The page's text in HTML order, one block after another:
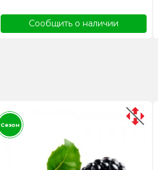
Сообщить о наличии
Сезон